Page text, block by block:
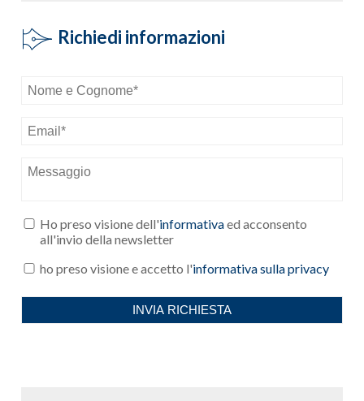
Richiedi informazioni